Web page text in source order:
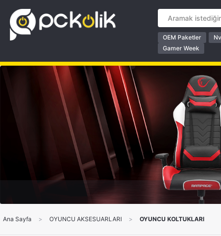
OEM Paketler
Gamer Week
Ana Sayfa > OYUNCU AKSESUARLARI > OYUNCU KOLTUKLARI